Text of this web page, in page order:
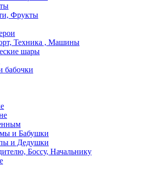
Фрукты
Техника , Машины
шары
бабочки
и Бабушки
и Дедушки
Боссу, Начальнику